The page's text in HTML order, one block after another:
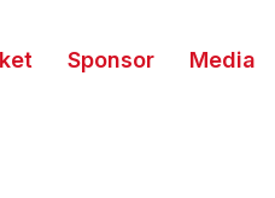
Sponsor Media